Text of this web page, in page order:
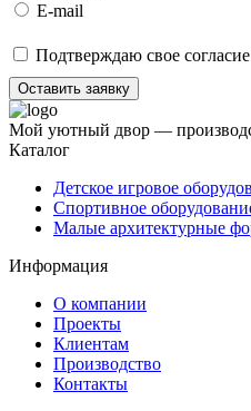
E-mail
Подтверждаю свое
Оставить заявку
Мой уютный двор —
Каталог
Детское игровое
Спортивное
Малые архитектурные
Информация
О компании
Проекты
Клиентам
Производство
Контакты